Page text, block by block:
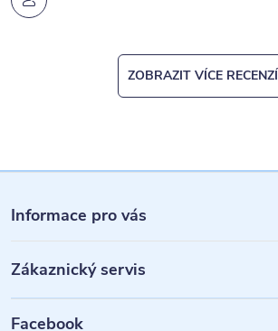
ZOBRAZIT VÍCE RECENZÍ
á
p
a
Informace pro vás
Zákaznický servis
Facebook